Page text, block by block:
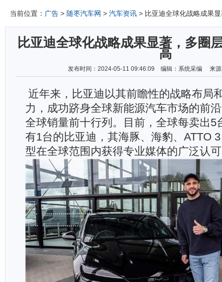
当前位置： 广告 > 随枣汽车网 > 汽车资讯 > 比亚迪全球化战略成果
比亚迪全球化战略成果显著，多圈
高
发布时间：2024-05-11 09:46:09 编辑：系统采编 来
近年来，比亚迪以其前瞻性的战略布局
力，成功跻身全球新能源汽车市场的前
全球销量前十行列。目前，全球每卖出5
有1台的比亚迪，其海豚、海豹、 ATTO 3
型在全球范围内获得专业媒体的广泛认